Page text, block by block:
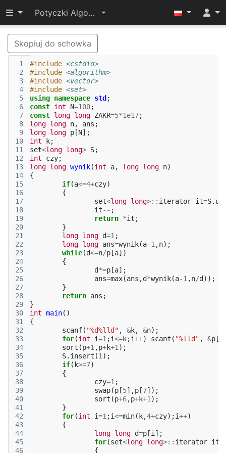
Przełącz widoczność menu
Potyczki Algorytmiczne 2017
Skopiuj do schowka
1
2
3
4
5
6
7
8
9
10
11
12
13
14
15
16
17
18
19
20
21
22
23
24
25
26
27
28
29
30
31
32
33
34
35
36
37
38
39
40
41
42
43
44
45
46
#include <cstdio>
#include <algorithm>
#include <vector>
#include <set>
using namespace std ;
const int N=100;
const long long ZAKR=5*1e17;
long long n, ans ;
long long p [N];
int
k;
set<long long> S;
int
czy;
long long wynik(int a, long long n)
{
if(a<=4+czy)
{
set<long long>:: iterator it=S.
it-- ;
return *it ;
}
long long d=1 ;
long long ans=wynik(a-1 ,n);
while(d<=n/p [a])
{
d*=p [a];
ans=max(ans ,d*wynik(a-1 ,n/d ));
}
return ans ;
}
int main()
{
scanf( "%d%lld" , &k, &n);
for(int i=1 ;i<=k;i++) scanf( "%lld" , &p [
sort (p+1 ,p+k+1 );
S. insert (1 );
if( k>=7)
{
czy=1 ;
swap(p [5],p [7]);
sort (p+6,p+k+1 );
}
for(int i=1 ;i<=min( k,4+czy);i++)
{
long long d=p [i ];
for(set<long long>:: iterator it
{